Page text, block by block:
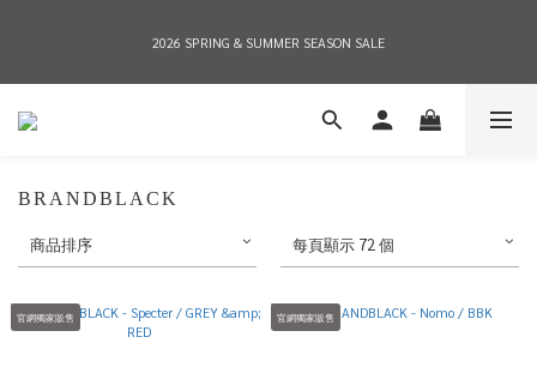
2026 SPRING & SUMMER SEASON SALE
2026 SPRING & SUMMER SEASON SALE
全店消費滿NT$8,000 享有7-11店到店免運費，NT$10,000店到店與宅配到府免運費
2026 SPRING & SUMMER SEASON SALE
BRANDBLACK
商品排序 每頁顯示 72 個
官網獨家販售 官網獨家販售